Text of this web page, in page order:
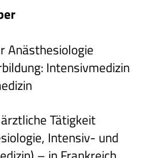
Anästhesiologie
Intensivmedizin
Tätigkeit
Intensiv- und